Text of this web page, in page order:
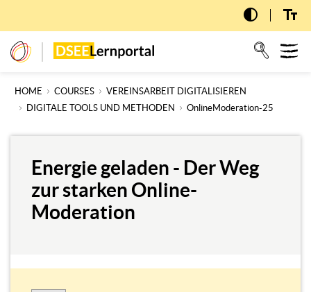
main
content
dseelernportal
HOME COURSES
VEREINSARBEIT DIGITALISIEREN
DIGITALE TOOLS UND METHODEN
OnlineModeration-25
Energie geladen - Der Weg
zur starken Online-
Moderation